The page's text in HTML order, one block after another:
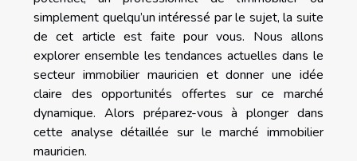
simplement quelqu’un intéressé par le sujet, la suite
de cet article est faite pour vous. Nous allons
explorer ensemble les tendances actuelles dans le
secteur immobilier mauricien et donner une idée
claire des opportunités offertes sur ce marché
dynamique. Alors préparez-vous à plonger dans
cette analyse détaillée sur le marché immobilier
mauricien.